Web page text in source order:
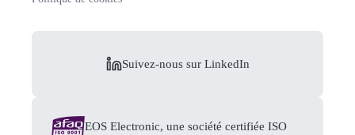
Suivez-nous sur LinkedIn
EOS Electronic, une société certifiée ISO